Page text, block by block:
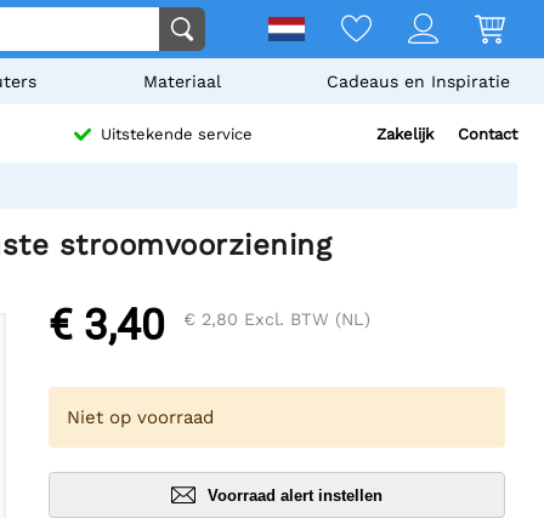
Materiaal Cadeaus en Inspiratie
Uitstekende service Zakelijk Contact
stroomvoorziening
€ 3,40 € 2,80 Excl. BTW (NL)
Niet op voorraad
Voorraad alert instellen